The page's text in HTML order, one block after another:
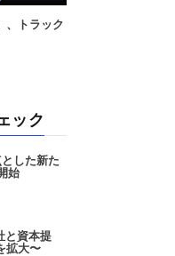
、トラック
ック
した新た
始
と資本提
拡大〜